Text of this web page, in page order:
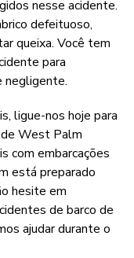
nesse acidente.
defeituoso,
queixa. Você tem
para
negligente.
ligue-nos hoje para
West Palm
com embarcações
está preparado
hesite em
de barco de
ajudar durante o